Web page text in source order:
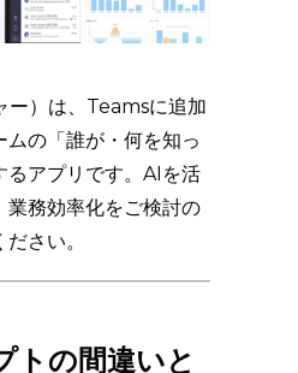
）は、Teamsに追加
の「誰が・何を知っ
るアプリです。AIを活
業務効率化をご検討の
さい。
トの間違いと